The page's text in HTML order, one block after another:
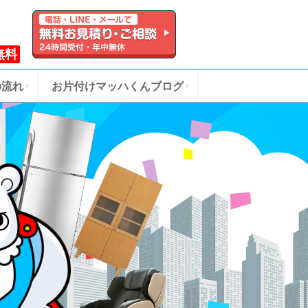
料
れ お片付けマッハくんブログ